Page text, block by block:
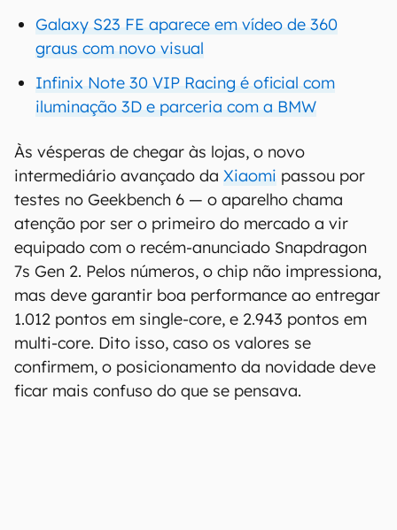
Galaxy S23 FE aparece em vídeo de 360
graus com novo visual
Infinix Note 30 VIP Racing é oficial com
iluminação 3D e parceria com a BMW
Às vésperas de chegar às lojas, o novo
intermediário avançado da Xiaomi passou por
testes no Geekbench 6 — o aparelho chama
atenção por ser o primeiro do mercado a vir
equipado com o recém-anunciado Snapdragon
7s Gen 2. Pelos números, o chip não impressiona,
mas deve garantir boa performance ao entregar
1.012 pontos em single-core, e 2.943 pontos em
multi-core. Dito isso, caso os valores se
confirmem, o posicionamento da novidade deve
ficar mais confuso do que se pensava.